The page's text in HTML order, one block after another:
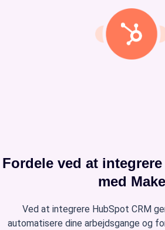
Fordele ved at
med Make
Ved at integrere HubSpot CRM
automatisere dine arbejdsgange og